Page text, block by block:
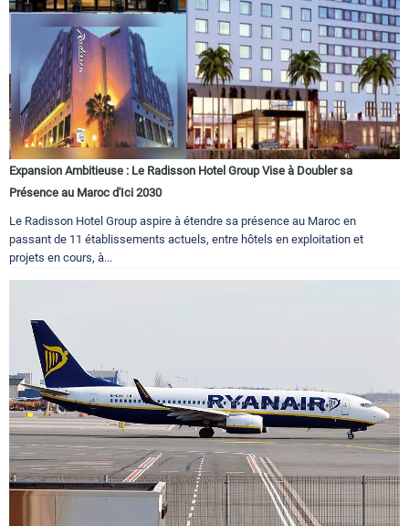
Expansion Ambitieuse : Le Radisson Hotel Group Vise à Doubler sa
Présence au Maroc d'Ici 2030
Le Radisson Hotel Group aspire à étendre sa présence au Maroc en
passant de 11 établissements actuels, entre hôtels en exploitation et
projets en cours, à...